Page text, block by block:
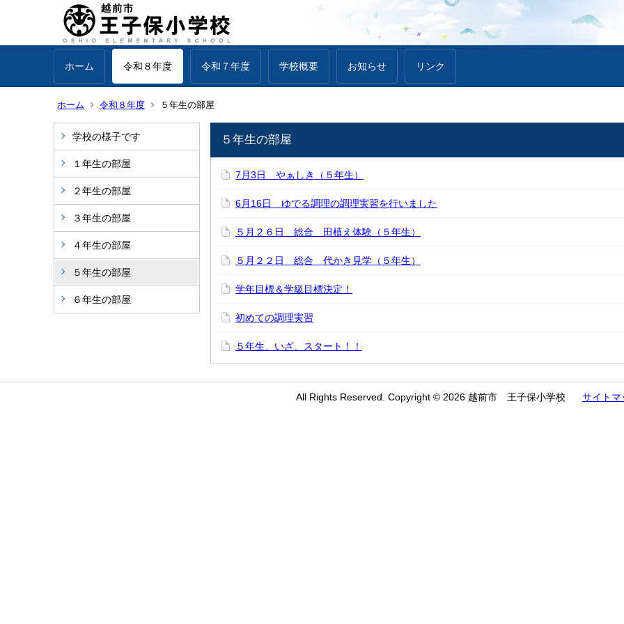
ホーム 令和８年度 令和７年度 学校概要 お知らせ リンク
ホーム 令和８年度 ５年生の部屋
学校の様子です
１年生の部屋
２年生の部屋
３年生の部屋
４年生の部屋
５年生の部屋
６年生の部屋
５年生の部屋
7月3日 やぁしき（５年生）
6月16日 ゆでる調理の調理実習を行いました
５月２６日 総合 田植え体験（５年生）
５月２２日 総合 代かき見学（５年生）
学年目標＆学級目標決定！
初めての調理実習
５年生、いざ、スタート！！
All Rights Reserved. Copyright © 2026 越前市 王子保小学校 サイトマ